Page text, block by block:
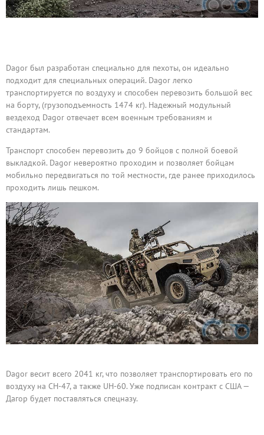
Dagor был разработан специально для пехоты, он идеально
подходит для специальных операций. Dagor легко
транспортируется по воздуху и способен перевозить большой вес
на борту, (грузоподъемность 1474 кг). Надежный модульный
вездеход Dagor отвечает всем военным требованиям и
стандартам.
Транспорт способен перевозить до 9 бойцов с полной боевой
выкладкой. Dagor невероятно проходим и позволяет бойцам
мобильно передвигаться по той местности, где ранее приходилось
проходить лишь пешком.
Dagor весит всего 2041 кг, что позволяет транспортировать его по
воздуху на CH-47, а также UH-60. Уже подписан контракт с США —
Дагор будет поставляться спецназу.